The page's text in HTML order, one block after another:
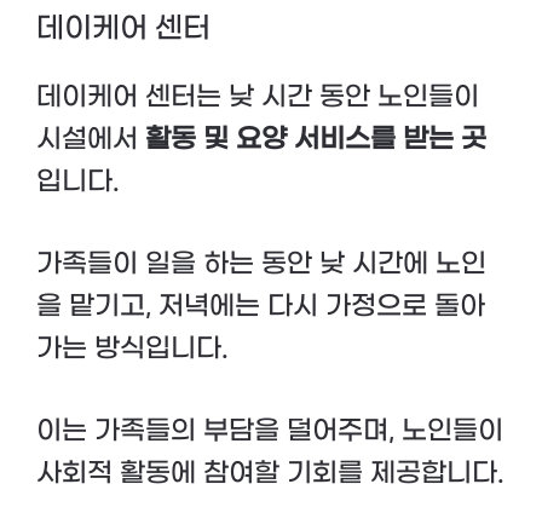
데이케어 센터
데이케어 센터는 낮 시간 동안 노인들이
시설에서 활동 및 요양 서비스를 받는 곳
입니다.
가족들이 일을 하는 동안 낮 시간에 노인
을 맡기고, 저녁에는 다시 가정으로 돌아
가는 방식입니다.
이는 가족들의 부담을 덜어주며, 노인들이
사회적 활동에 참여할 기회를 제공합니다.